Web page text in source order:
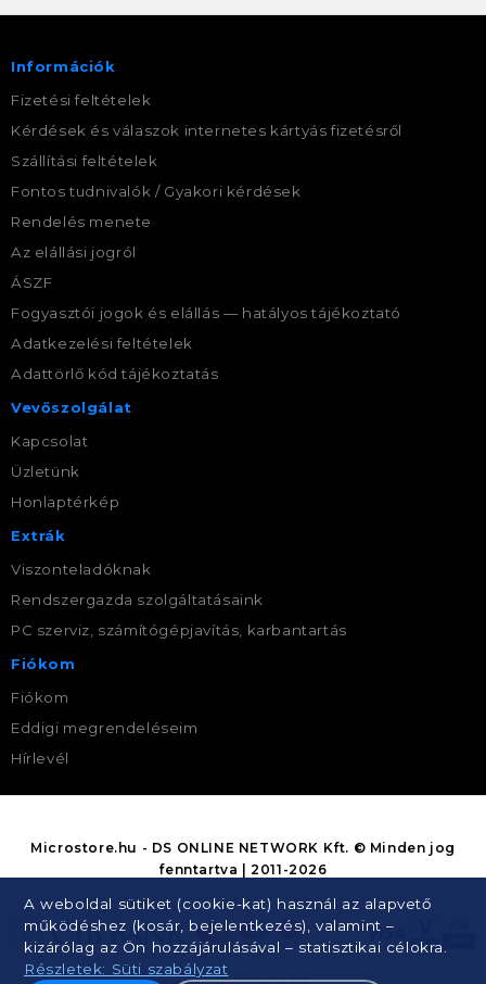
Információk
Fizetési feltételek
Kérdések és válaszok internetes kártyás fizetésről
Szállítási feltételek
Fontos tudnivalók / Gyakori kérdések
Rendelés menete
Az elállási jogról
ÁSZF
Fogyasztói jogok és elállás — hatályos tájékoztató
Adatkezelési feltételek
Adattörlő kód tájékoztatás
Vevőszolgálat
Kapcsolat
Üzletünk
Honlaptérkép
Extrák
Viszonteladóknak
Rendszergazda szolgáltatásaink
PC szerviz, számítógépjavítás, karbantartás
Fiókom
Fiókom
Eddigi megrendeléseim
Hírlevél
A weboldal sütiket (cookie-kat) használ az alapvető
működéshez (kosár, bejelentkezés), valamint –
kizárólag az Ön hozzájárulásával – statisztikai célokra.
Részletek: Süti szabályzat
Microstore.hu - DS ONLINE NETWORK Kft. © Minden jog
fenntartva | 2011-2026